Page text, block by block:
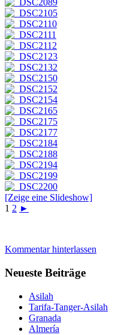
[Zeige eine Slideshow]
1 2 ►
Kommentar hinterlassen
Neueste Beiträge
Asilah
Tarifa-Tanger-Asilah
Granada
Almería